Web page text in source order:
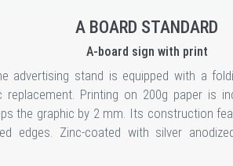
A BOARD STANDARD
A-board sign with print
advertising stand is equipped with a
replacement. Printing on 200g paper is
the graphic by 2 mm. Its construction
edges. Zinc-coated with silver